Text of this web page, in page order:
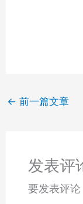
← 前一篇文章
发表评
要发表评